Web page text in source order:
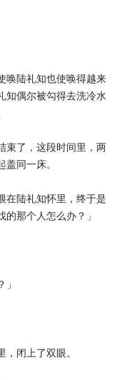
陆礼知也使唤得越来
知偶尔被勾得去洗冷水
了，这段时间里，两
同一床。
陆礼知怀里，终于是
那个人怎么办？」
闭上了双眼。